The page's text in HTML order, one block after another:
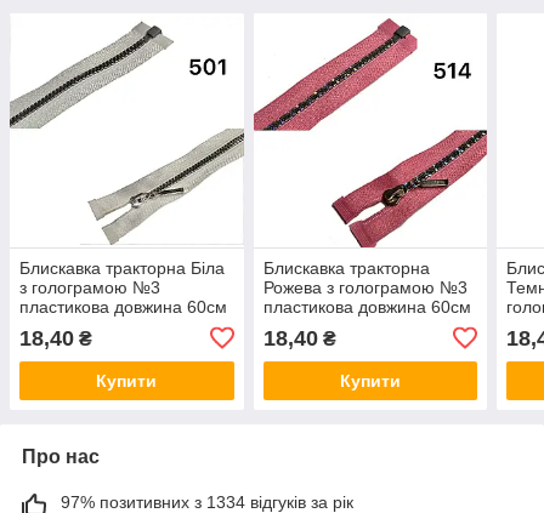
Блискавка тракторна Біла
з голограмою №3
пластикова довжина 60см
18,40 ₴
Купити
Блискавка тракторна
Рожева з голограмою №3
пластикова довжина 60см
18,40₴
Купити
Про нас
97% позитивних з 1334 відгуків за рік